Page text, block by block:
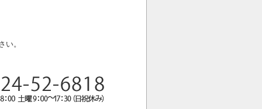
い。